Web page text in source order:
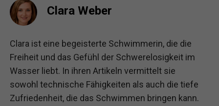
Clara Weber
Clara ist eine begeisterte Schwimmerin, die die
Freiheit und das Gefühl der Schwerelosigkeit im
Wasser liebt. In ihren Artikeln vermittelt sie
sowohl technische Fähigkeiten als auch die tiefe
Zufriedenheit, die das Schwimmen bringen kann.